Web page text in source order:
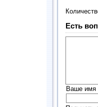
Есть
Ваше имя